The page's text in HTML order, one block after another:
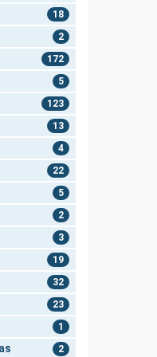
18
2
172
5
123
13
4
22
5
2
3
19
32
23
1
2